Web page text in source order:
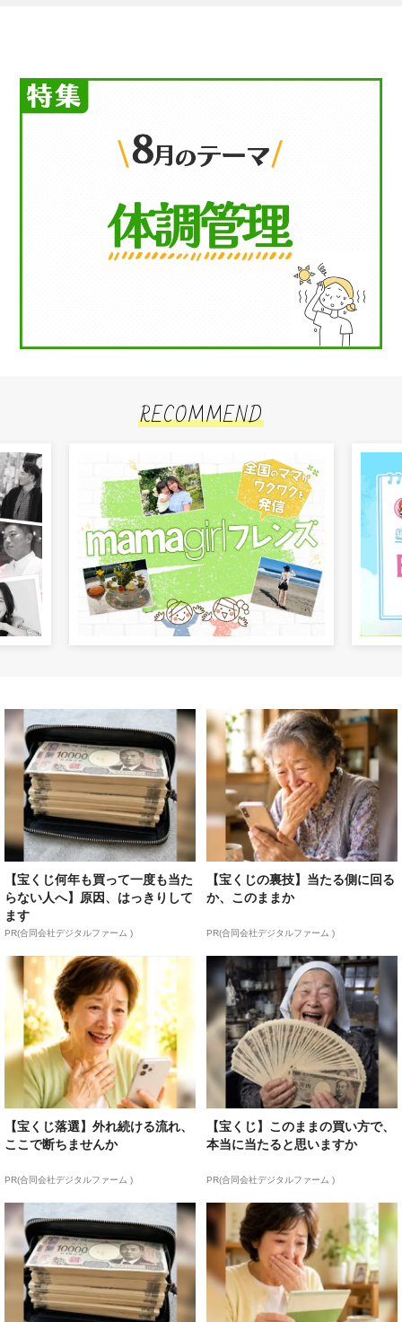
RECOMMEND
【宝くじ何年も買って一度も当た
らない人へ】原因、はっきりして
ます
PR(合同会社デジタルファーム )
【宝くじの裏技】当たる側に回る
か、このままか
PR(合同会社デジタルファーム )
【宝くじ落選】外れ続ける流れ、
ここで断ちませんか
PR(合同会社デジタルファーム )
【宝くじ】このままの買い方で、
本当に当たると思いますか
PR(合同会社デジタルファーム )